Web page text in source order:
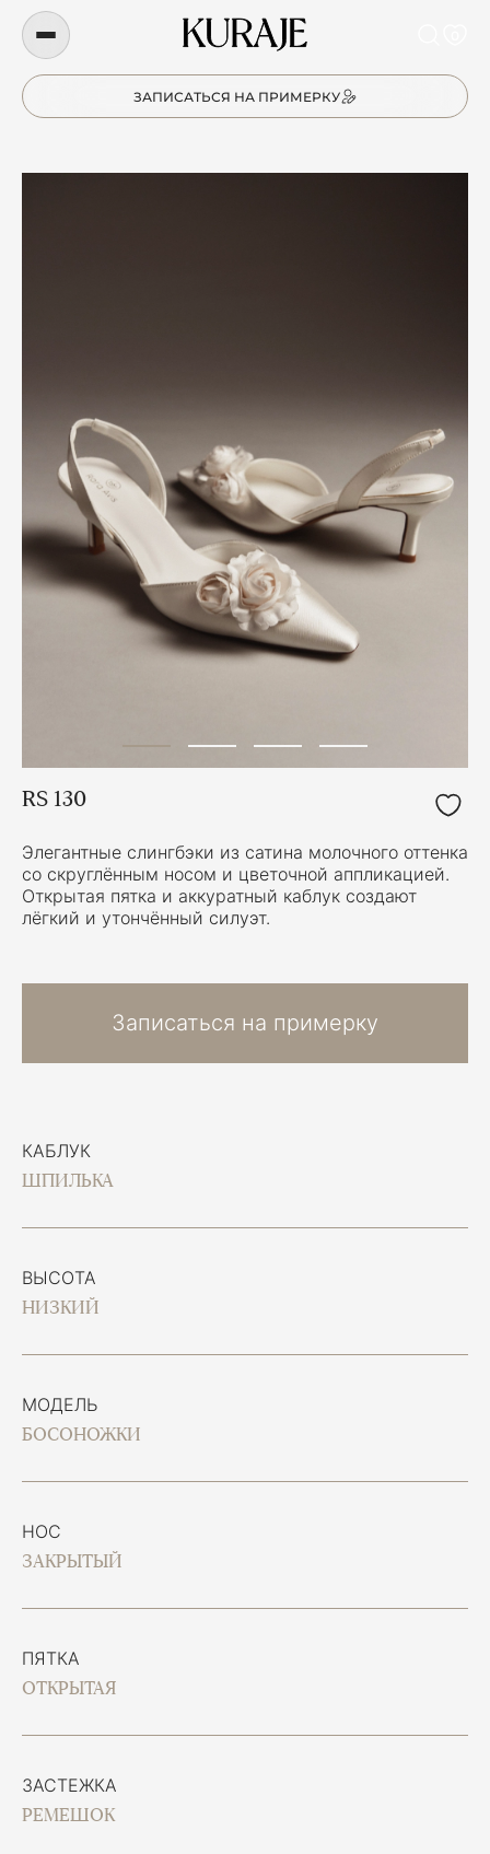
ЗАПИСАТЬСЯ НА ПРИМЕРКУ
КАБЛУК
ШПИЛЬКА
ВЫСОТА
НИЗКИЙ
МОДЕЛЬ
БОСОНОЖКИ
НОС
ЗАКРЫТЫЙ
ПЯТКА
ОТКРЫТАЯ
ЗАСТЕЖКА
РЕМЕШОК
RS 130
Элегантные слингбэки из сатина молочного оттенка
со скруглённым носом и цветочной аппликацией.
Открытая пятка и аккуратный каблук создают
лёгкий и утончённый силуэт.
Записаться на примерку